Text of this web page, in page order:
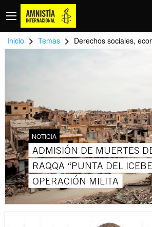
Inicio > Temas > Derechos sociales,
NOTICIA
ADMISIÓN DE MUERTES
RAQQA “PUNTA DEL
OPERACIÓN MILITA